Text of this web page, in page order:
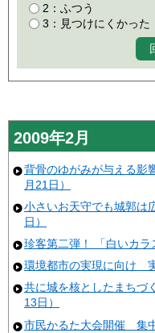
2：ふつう
3：見つけにくかった
2009年2月
背骨のゆがみが与える
月21日）
小さいお天守でも城郭は
日）
珍客第二弾！ 「白いカラ
環境都市の実現に向け
共に城を核としたまちづ
13日）
市民かるた大会開催 集